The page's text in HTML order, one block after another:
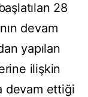
28
devam
yapılan
ilişkin
devam ettiği